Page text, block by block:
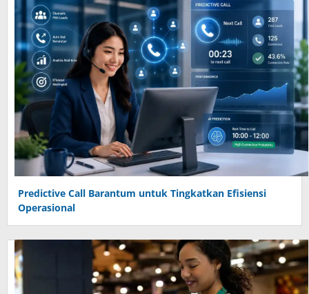
Predictive Call Barantum untuk Tingkatkan Efisiensi
Operasional